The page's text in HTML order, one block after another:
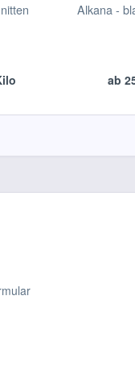
Alkana -
ab